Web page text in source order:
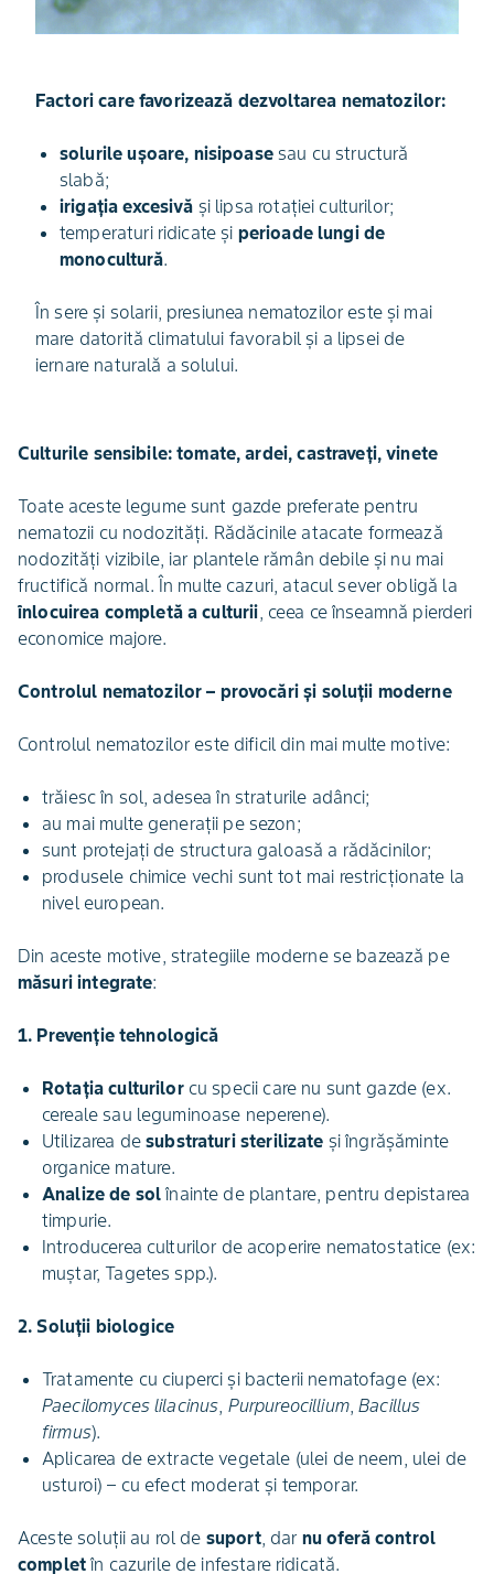
Factori care favorizează dezvoltarea nematozilor:
solurile ușoare, nisipoasesau cu structură
slabă;
irigația excesivă și lipsa rotației culturilor;
temperaturi ridicate și perioade lungi de
monocultură.
În sere și solarii, presiunea nematozilor este și mai
mare datorită climatului favorabil și a lipsei de
iernare naturală a solului.
Culturile sensibile: tomate, ardei, castraveți, vinete
Toate aceste legume sunt gazde preferate pentru
nematozii cu nodozități. Rădăcinile atacate formează
nodozități vizibile, iar plantele rămân debile și nu mai
fructifică normal. În multe cazuri, atacul sever obligă la
înlocuirea completă a culturii, ceea ce înseamnă pierderi
economice majore.
Controlul nematozilor – provocări și soluții moderne
Controlul nematozilor este dificil din mai multe motive:
trăiesc în sol, adesea în straturile adânci;
au mai multe generații pe sezon;
sunt protejați de structura galoasă a rădăcinilor;
produsele chimice vechi sunt tot mai restricționate la
nivel european.
Din aceste motive, strategiile moderne se bazează pe
măsuri integrate:
1. Prevenție tehnologică
Rotația culturilorcu specii care nu sunt gazde (ex.
cereale sau leguminoase neperene).
Utilizarea desubstraturi sterilizate și îngrășăminte
organice mature.
Analize de sol înainte de plantare, pentru depistarea
timpurie.
Introducerea culturilor de acoperire nematostatice (ex:
muștar, Tagetes spp.).
2. Soluții biologice
Tratamente cu ciuperci și bacterii nematofage (ex:
Paecilomyces lilacinus, Purpureocillium,Bacillus
firmus).
Aplicarea de extracte vegetale (ulei de neem, ulei de
usturoi) – cu efect moderat și temporar.
Aceste soluții au rol de suport, dar nu oferă control
complet în cazurile de infestare ridicată.